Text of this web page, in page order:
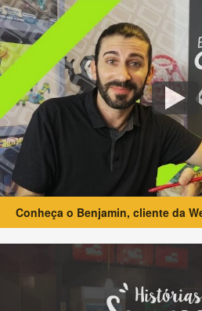
Conheça o Benjamin, cliente da